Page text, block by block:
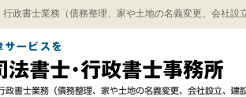
行政書士業務（債務整理、家や土地の名義変更、会社